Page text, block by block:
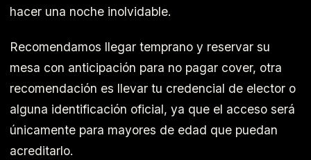
hacer una noche inolvidable.
Recomendamos llegar temprano y reservar su
mesa con anticipación para no pagar cover, otra
recomendación es llevar tu credencial de elector o
alguna identificación oficial, ya que el acceso será
únicamente para mayores de edad que puedan
acreditarlo.